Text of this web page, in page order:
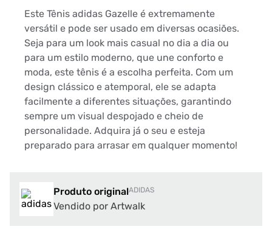
Este Tênis adidas Gazelle é extremamente
versátil e pode ser usado em diversas ocasiões.
Seja para um look mais casual no dia a dia ou
para um estilo moderno, que une conforto e
moda, este tênis é a escolha perfeita. Com um
design clássico e atemporal, ele se adapta
facilmente a diferentes situações, garantindo
sempre um visual despojado e cheio de
personalidade. Adquira já o seu e esteja
preparado para arrasar em qualquer momento!
Produto originalADIDAS
Vendido por Artwalk